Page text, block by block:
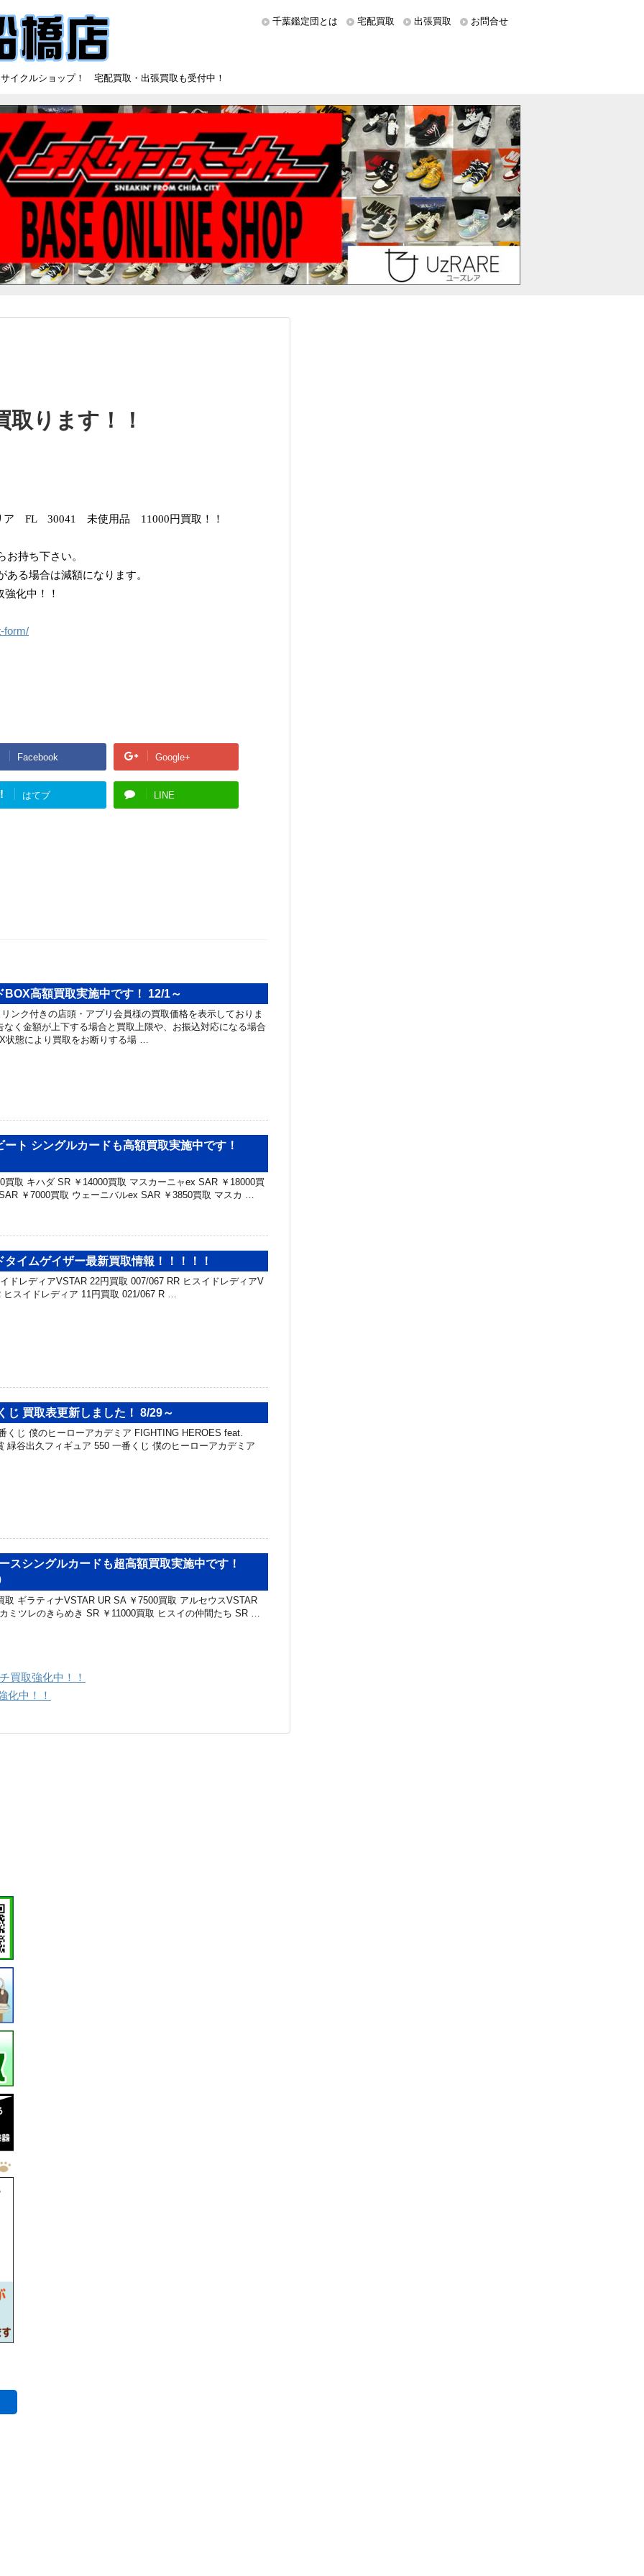
イクルショップ！ 宅配買取・出張買取も受付中！
千葉鑑定団とは 宅配買取 出張買取 お問合せ
ります！！
ア FL 30041 未使用品 11000円買取！！
持ち下さい。
る場合は減額になります。
化中！！
form/
Facebook Google+
はてブ LINE
BOX高額買取実施中です！ 12/1～
ンク付きの店頭・アプリ会員様の買取価格を表示しておりま
なく金額が上下する場合と買取上限や、お振込対応になる場合
状態により買取をお断りする場 …
ート シングルカードも高額買取実施中です！
買取 キハダ SR ￥14000買取 マスカーニャex SAR ￥18000買
￥7000買取 ウェーニバルex SAR ￥3850買取 マスカ …
タイムゲイザー最新買取情報！！！！！
ドレディアVSTAR 22円買取 007/067 RR ヒスイドレディアV
スイドレディア 11円買取 021/067 R …
じ 買取表更新しました！ 8/29～
くじ 僕のヒーローアカデミア FIGHTING HEROES feat.
緑谷出久フィギュア 550 一番くじ 僕のヒーローアカデミア
スシングルカードも超高額買取実施中です！
取 ギラティナVSTAR UR SA ￥7500買取 アルセウスVSTAR
ミツレのきらめき SR ￥11000買取 ヒスイの仲間たち SR …
買取強化中！！
化中！！